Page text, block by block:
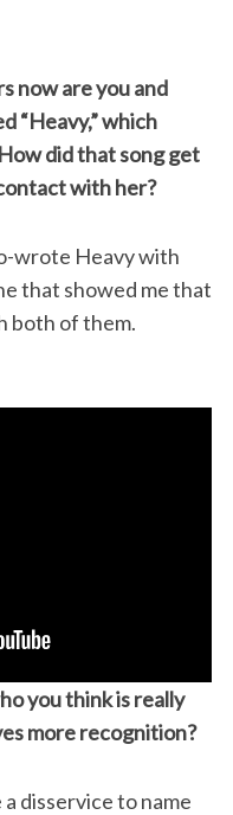
now are you and
“Heavy,” which
did that song get
with her?
wrote Heavy with
that showed me that
both of them.
you think is really
more recognition?
disservice to name